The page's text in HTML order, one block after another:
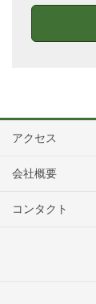
アクセス
会社概要
コンタクト